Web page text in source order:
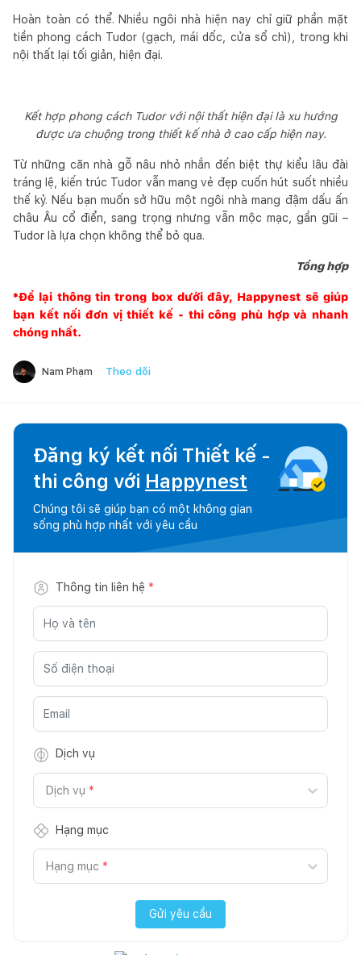
Hoàn toàn có thể. Nhiều ngôi nhà hiện nay chỉ giữ phần mặt
tiền phong cách Tudor (gạch, mái dốc, cửa sổ chì), trong khi
nội thất lại tối giản, hiện đại.
Kết hợp phong cách Tudor với nội thất hiện đại là xu hướng
được ưa chuộng trong thiết kế nhà ở cao cấp hiện nay.
Từ những căn nhà gỗ nâu nhỏ nhắn đến biệt thự kiểu lâu đài
tráng lệ, kiến trúc Tudor vẫn mang vẻ đẹp cuốn hút suốt nhiều
thế kỷ. Nếu bạn muốn sở hữu một ngôi nhà mang đậm dấu ấn
châu Âu cổ điển, sang trọng nhưng vẫn mộc mạc, gần gũi –
Tudor là lựa chọn không thể bỏ qua.
Tổng hợp
*Để lại thông tin trong box dưới đây, Happynest sẽ giúp
bạn kết nối đơn vị thiết kế - thi công phù hợp và nhanh
chóng nhất.
Nam Phạm Theo dõi
Đăng ký kết nối Thiết kế -
thi công với Happynest
Chúng tôi sẽ giúp bạn có một không gian
sống phù hợp nhất với yêu cầu
Thông tin liên hệ *
Dịch vụ
Dịch vụ *
Hạng mục
Hạng mục *
Gửi yêu cầu